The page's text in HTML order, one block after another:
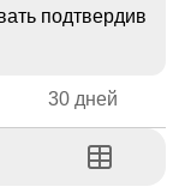
подтвердив
30 дней